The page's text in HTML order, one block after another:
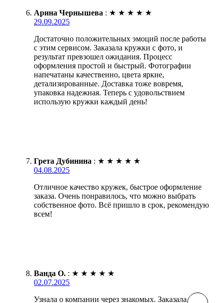
Арина Чернышева : ★ ★ ★ ★ ★
29.09.2025
Достаточно положительных эмоций после работы
с этим сервисом. Заказала кружки с фото, и
результат превзошел ожидания. Процесс
оформления простой и быстрый. Фотографии
напечатаны качественно, цвета яркие,
детализированные. Доставка тоже вовремя,
упаковка надежная. Теперь с удовольствием
использую кружки каждый день!
Грета Дубинина : ★ ★ ★ ★ ★
04.08.2025
Отличное качество кружек, быстрое оформление
заказа. Очень понравилось, что можно выбрать
собственное фото. Всё пришло в срок, рекомендую
всем!
Ванда О. : ★ ★ ★ ★ ★
02.07.2025
Узнала о компании через знакомых. Заказала